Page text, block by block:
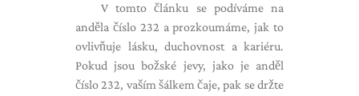
V tomto článku se podíváme na
anděla číslo 232 a prozkoumáme, jak to
ovlivňuje lásku, duchovnost a kariéru.
Pokud jsou božské jevy, jako je anděl
číslo 232, vaším šálkem čaje, pak se držte